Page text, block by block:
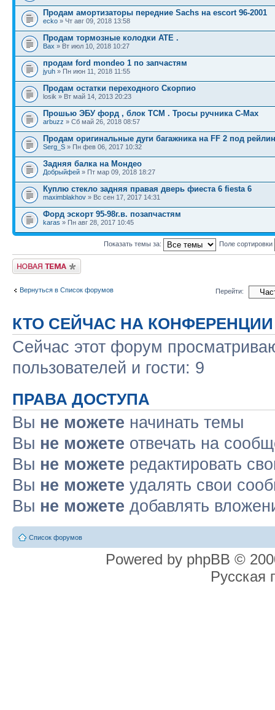
Продам амортизаторы передние Sachs на escort 96-2001
ecko » Чт авг 09, 2018 13:58
Продам тормозные колодки ATE .
Вах » Вт июл 10, 2018 10:27
продам ford mondeo 1 по запчастям
jyuh » Пн июн 11, 2018 11:55
Продам остатки переходного Скорпио
losik » Вт май 14, 2013 20:23
Прошью ЭБУ форд , блок ТСМ . Тросы ручника С-Max
arbuzz » Сб май 26, 2018 08:57
Продам оригинальные дуги багажника на FF 2 под
Serg_S » Пн фев 06, 2017 10:32
Задняя балка на Мондео
Добрыйфей » Пт мар 09, 2018 18:27
Куплю стекло задняя правая дверь фиеста 6 fiesta 6
maximblakhov » Вс сен 17, 2017 14:31
Форд эскорт 95-98г.в. позапчастям
karas » Пн авг 28, 2017 10:45
Показать темы за: Поле сортировки
Новая тема
Вернуться в Список форумов Перейти:
КТО СЕЙЧАС НА КОНФЕРЕНЦИИ
Сейчас этот форум
пользователей и гости: 9
ПРАВА ДОСТУПА
Вы не можете начинать темы
Вы не можете отвечать на
Вы не можете редактировать
Вы не можете удалять свои
Вы не можете добавлять
Список форумов
Powered by phpBB ©
Русская